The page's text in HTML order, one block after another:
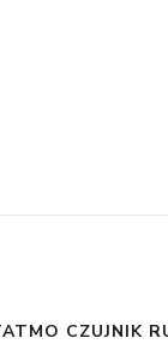
CZUJNIK